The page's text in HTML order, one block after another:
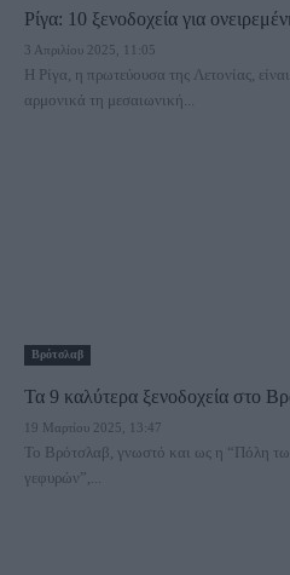
Ρίγα: 10 ξενοδοχεία για
3 Απριλίου 2025, 11:05
Η Ρίγα, η πρωτεύουσα της Λετονίας,
αρμονικά τη μεσαιωνική...
Βρότσλαβ
Τα 9 καλύτερα ξενοδοχεία στο
19 Μαρτίου 2025, 13:47
Το Βρότσλαβ, γνωστό και ως η “Πόλη
γεφυρών”,...